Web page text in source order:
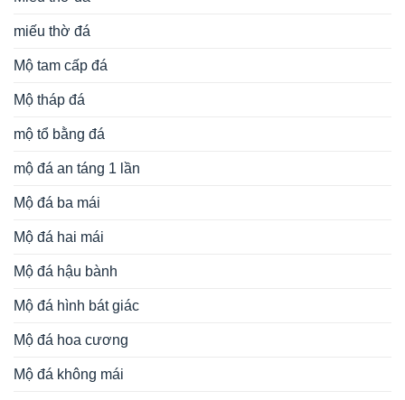
miếu thờ đá
Mộ tam cấp đá
Mộ tháp đá
mộ tổ bằng đá
mộ đá an táng 1 lần
Mộ đá ba mái
Mộ đá hai mái
Mộ đá hậu bành
Mộ đá hình bát giác
Mộ đá hoa cương
Mộ đá không mái